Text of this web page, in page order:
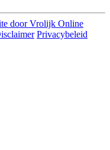
door Vrolijk Online
Privacybeleid